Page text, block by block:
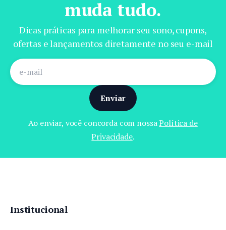
muda tudo.
Dicas práticas para melhorar seu sono, cupons,
ofertas e lançamentos diretamente no seu e-mail
Enviar
Ao enviar, você concorda com nossaPolítica de
Privacidade.
Institucional